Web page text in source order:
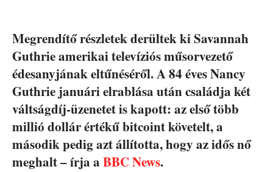
Megrendítő részletek derültek ki Savannah
Guthrie amerikai televíziós műsorvezető
édesanyjának eltűnéséről. A 84 éves Nancy
Guthrie januári elrablása után családja két
váltságdíj-üzenetet is kapott: az első több
millió dollár értékű bitcoint követelt, a
második pedig azt állította, hogy az idős nő
meghalt – írja a BBC News.